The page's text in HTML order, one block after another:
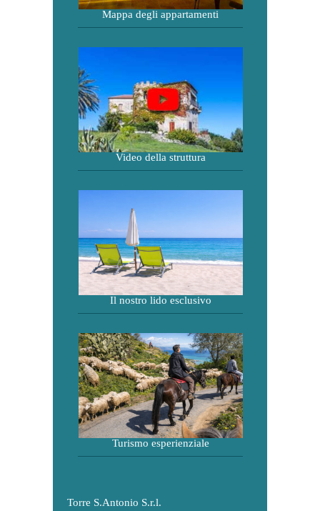
Mappa degli appartamenti
Video della struttura
Il nostro lido esclusivo
Turismo esperienziale
Torre S.Antonio S.r.l.